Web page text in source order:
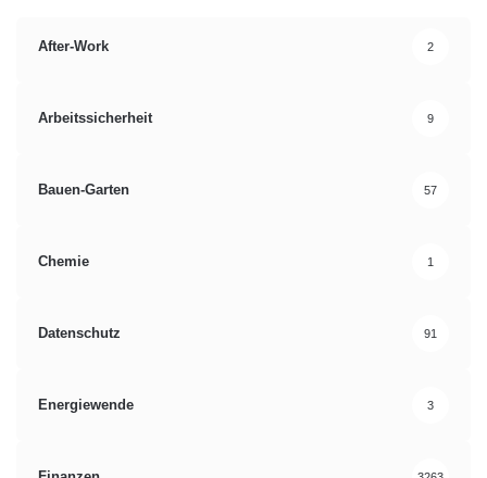
After-Work 2
Arbeitssicherheit 9
Bauen-Garten 57
Chemie 1
Datenschutz 91
Energiewende 3